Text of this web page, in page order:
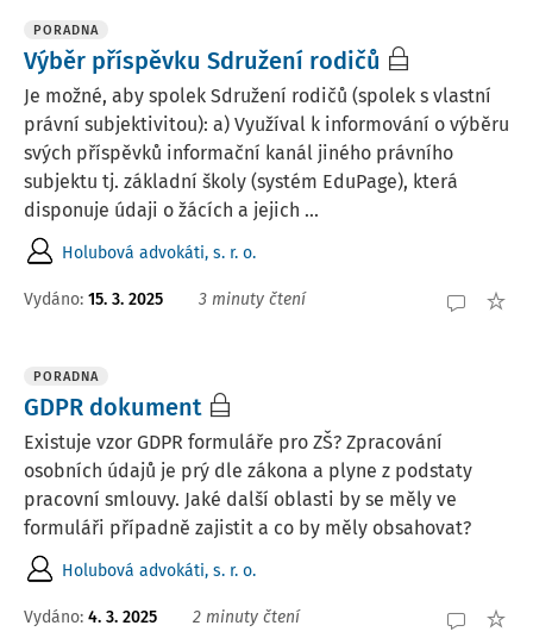
PORADNA
Výběr příspěvku Sdružení rodičů
Je možné, aby spolek Sdružení rodičů (spolek s vlastní
právní subjektivitou): a) Využíval k informování o výběru
svých příspěvků informační kanál jiného právního
subjektu tj. základní školy (systém EduPage), která
disponuje údaji o žácích a jejich ...
Holubová advokáti, s. r. o.
Vydáno: 15. 3. 2025 3 minuty čtení
PORADNA
GDPR dokument
Existuje vzor GDPR formuláře pro ZŠ? Zpracování
osobních údajů je prý dle zákona a plyne z podstaty
pracovní smlouvy. Jaké další oblasti by se měly ve
formuláři případně zajistit a co by měly obsahovat?
Holubová advokáti, s. r. o.
Vydáno: 4. 3. 2025 2 minuty čtení